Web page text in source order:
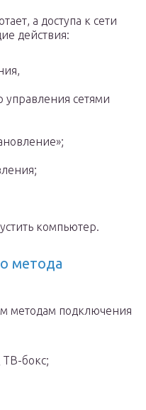
а доступа к сети
действия:
управления сетями
компьютер.
метода
методам подключения
бокс;